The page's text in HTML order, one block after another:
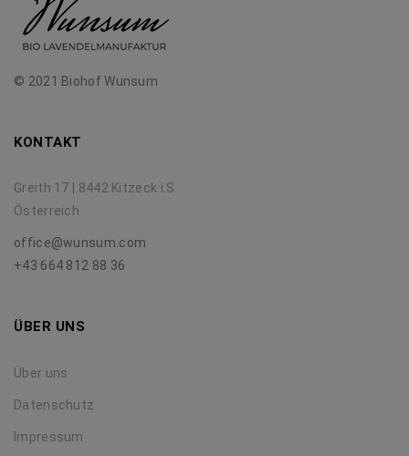
© 2021 Biohof Wunsum
KONTAKT
Greith 17 | 8442 Kitzeck i.S.
Österreich
office@wunsum.com
+43 664 812 88 36
ÜBER UNS
Über uns
Datenschutz
Impressum